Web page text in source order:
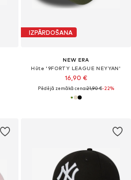
IZPĀRDOŠANA
NEW ERA
Hūte '9FORTY LEAGUE NEYYAN'
16,90 €
Pēdējā zemākā cena:21,90 €-22%